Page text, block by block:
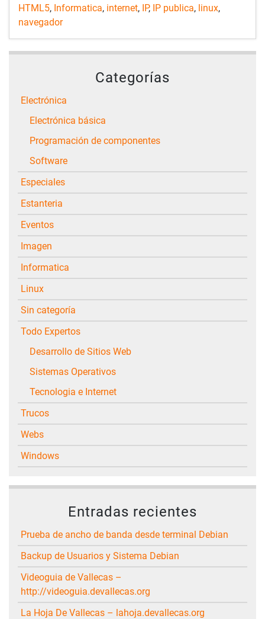
HTML5, Informatica, internet, IP, IP publica, linux,
navegador
Categorías
Electrónica
Electrónica básica
Programación de componentes
Software
Especiales
Estanteria
Eventos
Imagen
Informatica
Linux
Sin categoría
Todo Expertos
Desarrollo de Sitios Web
Sistemas Operativos
Tecnologia e Internet
Trucos
Webs
Windows
Entradas recientes
Prueba de ancho de banda desde terminal Debian
Backup de Usuarios y Sistema Debian
Videoguia de Vallecas –
http://videoguia.devallecas.org
La Hoja De Vallecas – lahoja.devallecas.org